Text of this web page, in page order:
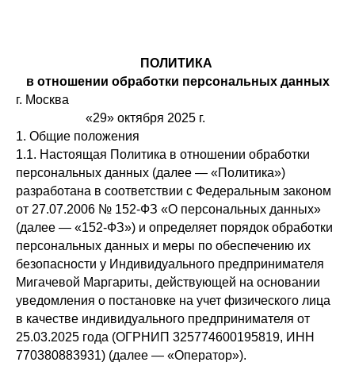
ПОЛИТИКА
в отношении обработки персональных данных
г. Москва
«29» октября 2025 г.
1. Общие положения
1.1. Настоящая Политика в отношении обработки
персональных данных (далее — «Политика»)
разработана в соответствии с Федеральным законом
от 27.07.2006 № 152-ФЗ «О персональных данных»
(далее — «152-ФЗ») и определяет порядок обработки
персональных данных и меры по обеспечению их
безопасности у Индивидуального предпринимателя
Мигачевой Маргариты, действующей на основании
уведомления о постановке на учет физического лица
в качестве индивидуального предпринимателя от
25.03.2025 года (ОГРНИП 325774600195819, ИНН
770380883931) (далее — «Оператор»).